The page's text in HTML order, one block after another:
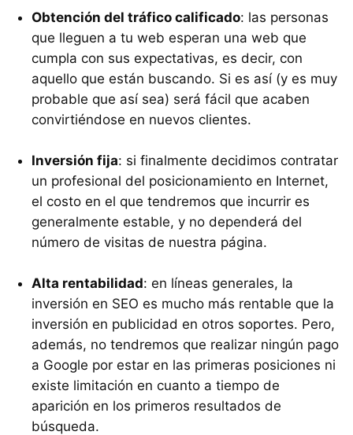
Obtención del tráfico calificado: las personas
que lleguen a tu web esperan una web que
cumpla con sus expectativas, es decir, con
aquello que están buscando. Si es así (y es muy
probable que así sea) será fácil que acaben
convirtiéndose en nuevos clientes.
Inversión fija: si finalmente decidimos contratar
un profesional del posicionamiento en Internet,
el costo en el que tendremos que incurrir es
generalmente estable, y no dependerá del
número de visitas de nuestra página.
Alta rentabilidad: en líneas generales, la
inversión en SEO es mucho más rentable que la
inversión en publicidad en otros soportes. Pero,
además, no tendremos que realizar ningún pago
a Google por estar en las primeras posiciones ni
existe limitación en cuanto a tiempo de
aparición en los primeros resultados de
búsqueda.